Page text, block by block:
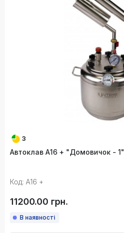
3
Автоклав А16 + "Домовичок - 1"
Код: А16 +
11200.00 грн.
В наявності